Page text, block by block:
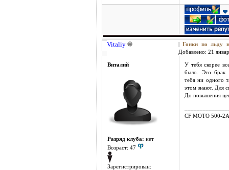
Vitaliy |Гонки по льду
Добавлено: 21
Виталий
Разряд клуба: нет
Возраст: 47
Зарегистрирован:
У тебя скорее
было. Это брак
тебя ни одного
этом знают. Для
До повышения
CF MOTO 500-2A